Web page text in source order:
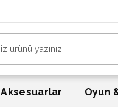
Aksesuarlar Oyun